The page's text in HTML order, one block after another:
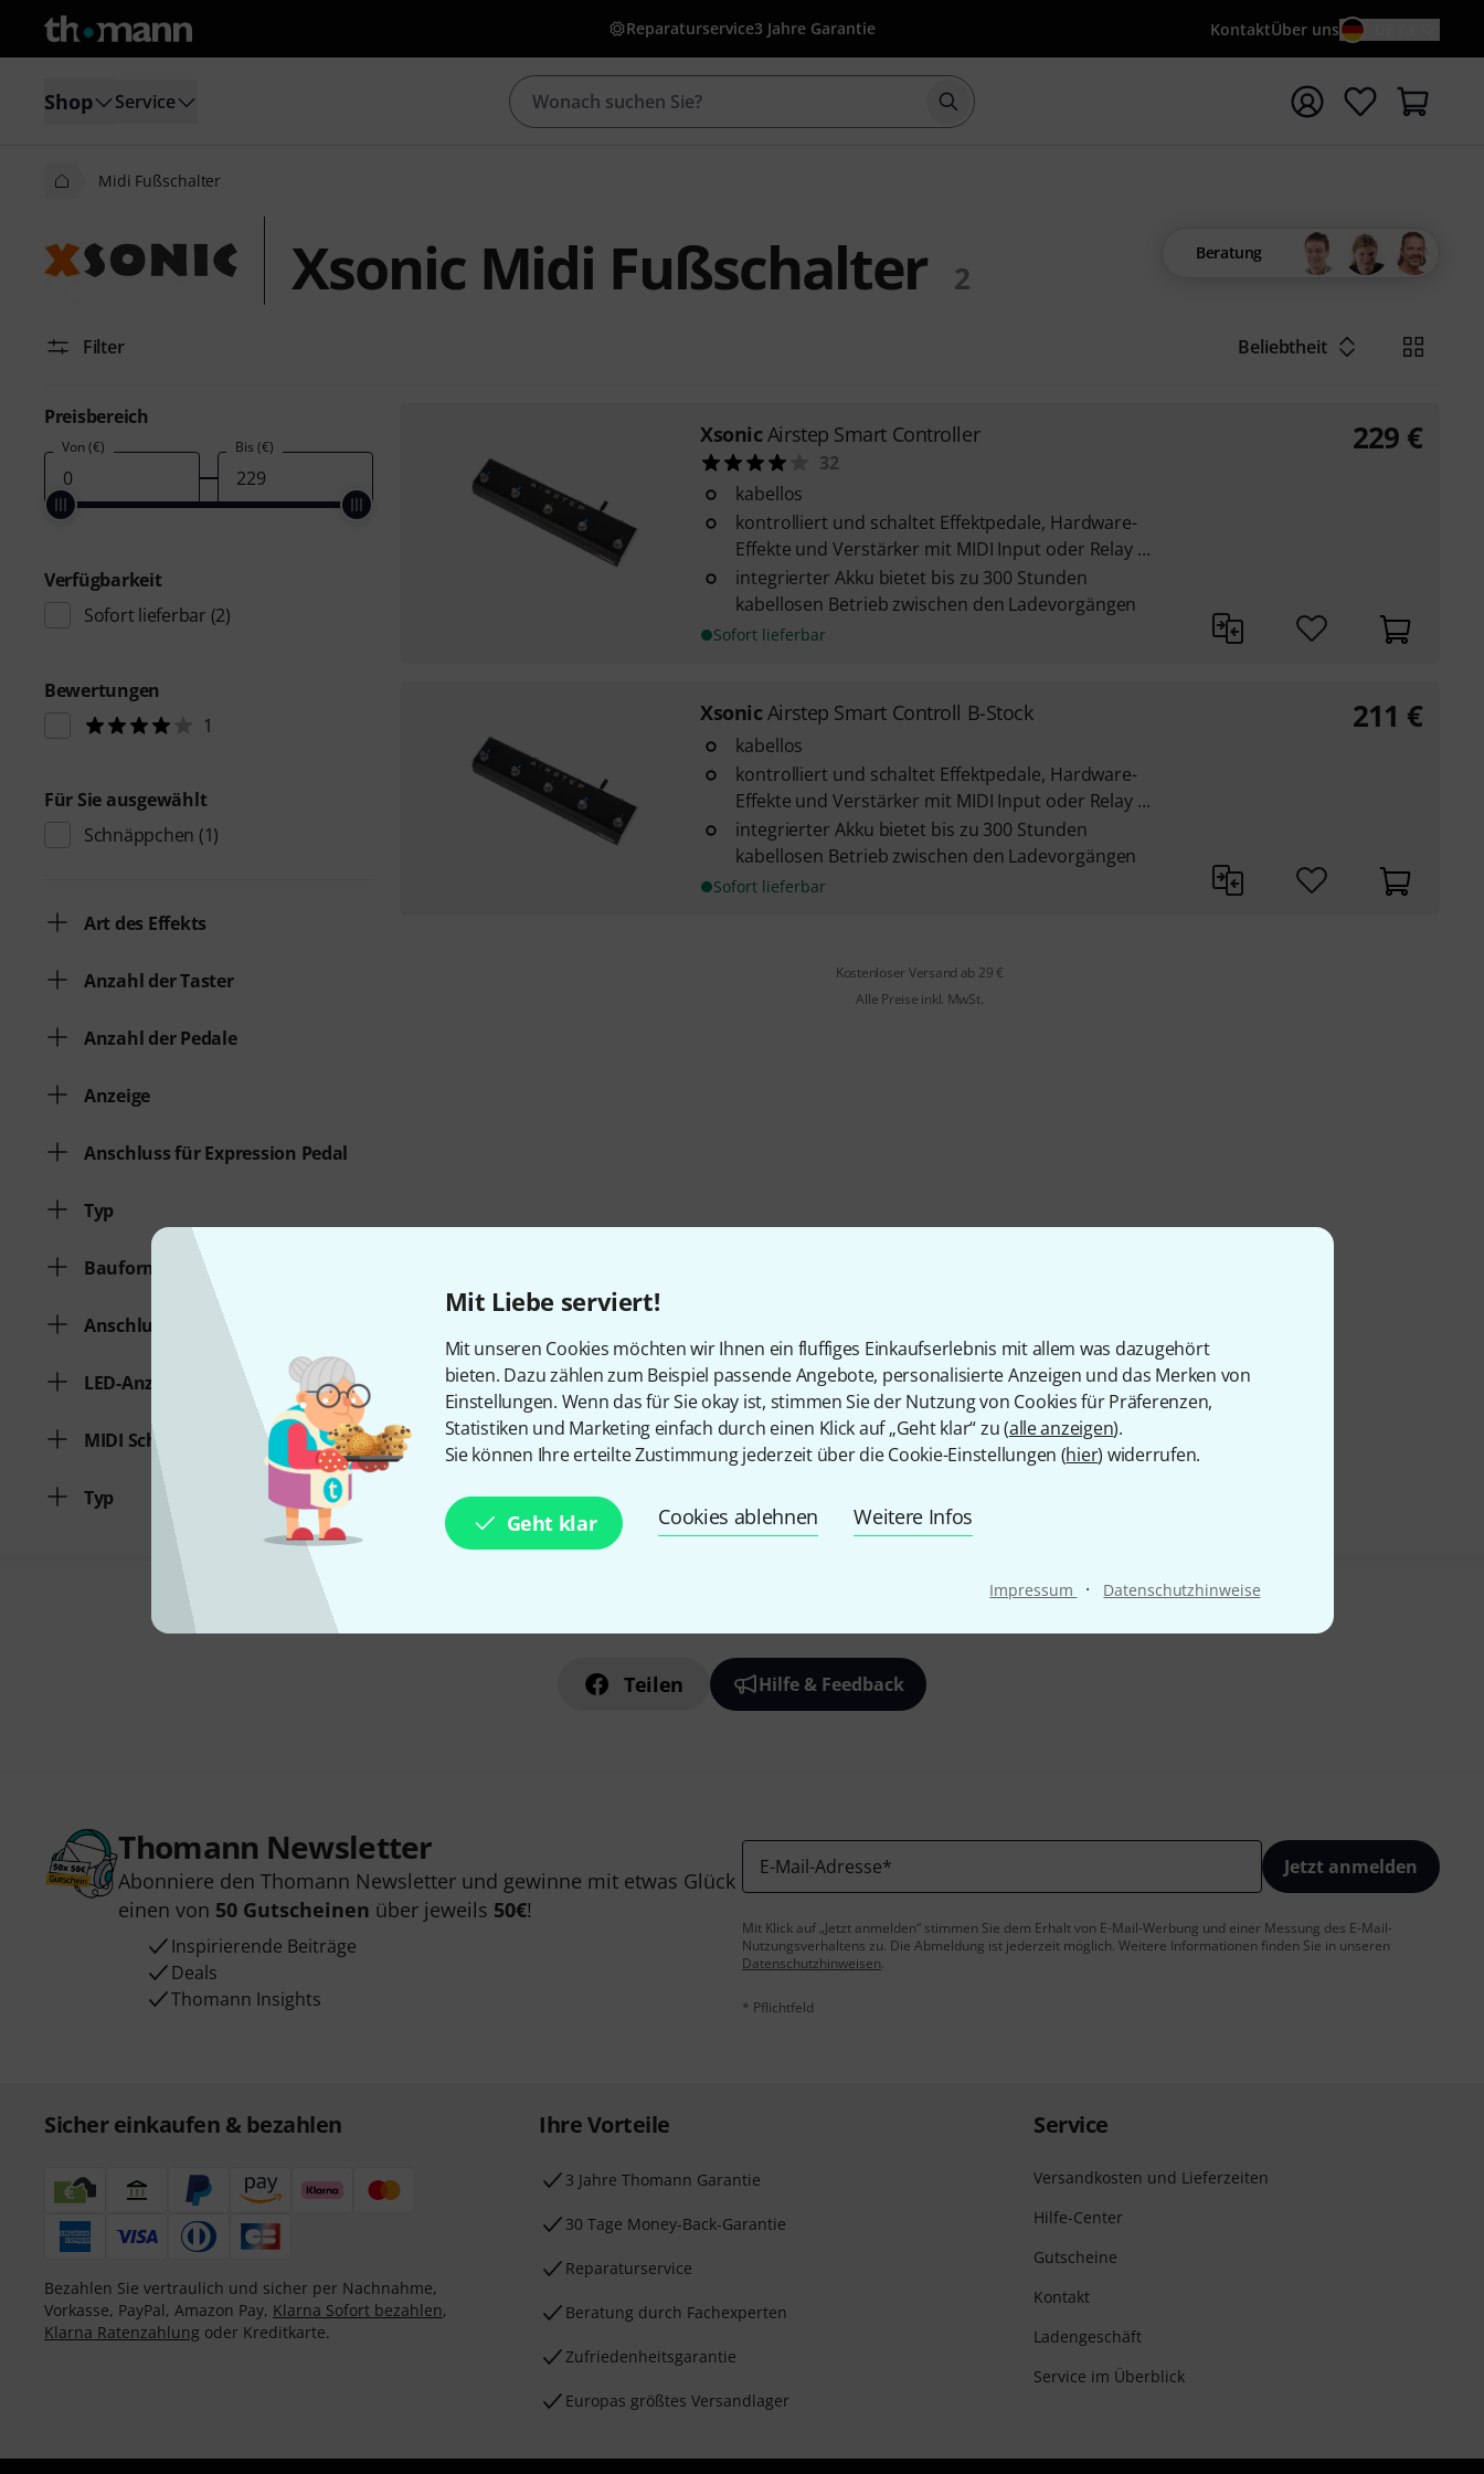
Mit Liebe serviert!
Mit unseren Cookies möchten wir Ihnen ein fluffiges Einkaufserlebnis mit allem was dazugehört
bieten. Dazu zählen zum Beispiel passende Angebote, personalisierte Anzeigen und das Merken von
Einstellungen. Wenn das für Sie okay ist, stimmen Sie der Nutzung von Cookies für Präferenzen,
Statistiken und Marketing einfach durch einen Klick auf „Geht klar“ zu (alle anzeigen).
Sie können Ihre erteilte Zustimmung jederzeit über die Cookie-Einstellungen (hier) widerrufen.
Geht klar Cookies ablehnen Weitere Infos
Impressum · Datenschutzhinweise
Reparaturservice3 Jahre Garantie KontaktÜber uns
Shop Service Suche mit Suchwort {searchTerm} starten
Midi Fußschalter
Xsonic Midi Fußschalter 2
Beratung
Filter Beliebtheit
Preisbereich
Von (€) Bis (€)
Verfügbarkeit
Sofort lieferbar (2)
Bewertungen
1
Für Sie ausgewählt
Schnäppchen (1)
Art des Effekts
Anzahl der Taster
Anzahl der Pedale
Anzeige
Anschluss für Expression Pedal
Typ
Bauform
Anschluss für Netzteil
LED-Anzeige
MIDI Schnittstelle
Typ
XsonicAirstep Smart Controller
32
kabellos
kontrolliert und schaltet Effektpedale, Hardware-
Effekte und Verstärker mit MIDI Input oder Relay ...
integrierter Akku bietet bis zu 300 Stunden
kabellosen Betrieb zwischen den Ladevorgängen
Sofort lieferbar
229 €
XsonicAirstep Smart Controll B-Stock
kabellos
kontrolliert und schaltet Effektpedale, Hardware-
Effekte und Verstärker mit MIDI Input oder Relay ...
integrierter Akku bietet bis zu 300 Stunden
kabellosen Betrieb zwischen den Ladevorgängen
Sofort lieferbar
211 €
Kostenloser Versand ab 29 €
Alle Preise inkl. MwSt.
Teilen Hilfe & Feedback
Thomann Newsletter
Abonniere den Thomann Newsletter und gewinne mit etwas Glück
einen von 50 Gutscheinen über jeweils 50€!
Inspirierende Beiträge
Deals
Thomann Insights
E-Mail-Adresse* Jetzt anmelden
Mit Klick auf „Jetzt anmelden“ stimmen Sie dem Erhalt von E-Mail-Werbung und einer Messung des E-Mail-
Nutzungsverhaltens zu. Die Abmeldung ist jederzeit möglich. Weitere Informationen finden Sie in unseren
Datenschutzhinweisen.
* Pflichtfeld
Sicher einkaufen & bezahlen
Bezahlen Sie vertraulich und sicher per Nachnahme,
Vorkasse, PayPal, Amazon Pay, Klarna Sofort bezahlen,
Klarna Ratenzahlung oder Kreditkarte.
Ihre Vorteile
3 Jahre Thomann Garantie
30 Tage Money-Back-Garantie
Reparaturservice
Beratung durch Fachexperten
Zufriedenheitsgarantie
Europas größtes Versandlager
Service
Versandkosten und Lieferzeiten
Hilfe-Center
Gutscheine
Kontakt
Ladengeschäft
Service im Überblick